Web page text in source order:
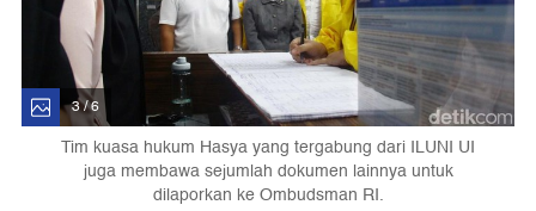
3 / 6
Tim kuasa hukum Hasya yang tergabung dari ILUNI UI
juga membawa sejumlah dokumen lainnya untuk
dilaporkan ke Ombudsman RI.